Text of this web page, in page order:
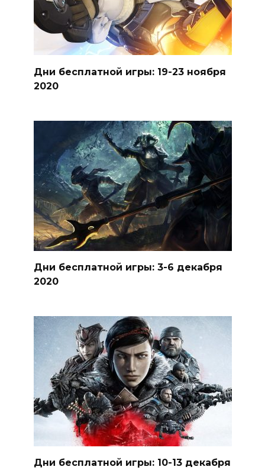
Дни бесплатной игры: 19-23 ноября
2020
Дни бесплатной игры: 3-6 декабря
2020
Дни бесплатной игры: 10-13 декабря